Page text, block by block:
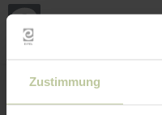
Zustimmung